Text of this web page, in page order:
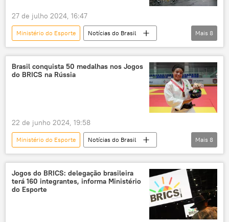
27 de julho 2024, 16:47
Ministério do Esporte
Notícias do Brasil
Brasil
Mundo
rio Sena
racismo
Jogos Olímpicos
Paris
redes sociais
Mais 8
Brasil conquista 50 medalhas nos Jogos
do BRICS na Rússia
22 de junho 2024, 19:58
Ministério do Esporte
Notícias do Brasil
Rússia
Luiz Inácio Lula da Silva
Kazan
BRICS
Jogos do BRICS
esporte
Mais 8
Jogos do BRICS: delegação brasileira
terá 160 integrantes, informa Ministério
do Esporte